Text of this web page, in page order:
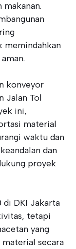
makanan.
memindahkan
konveyor
Jalan Tol
ini,
material
waktu dan
dan
proyek
di DKI Jakarta
tetapi
yang
secara